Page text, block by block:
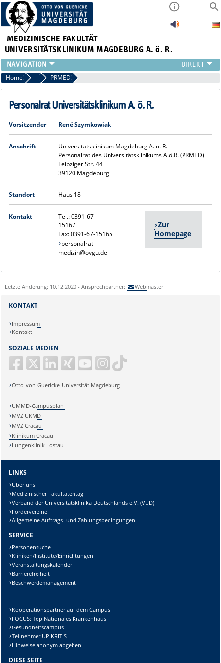
MEDIZINISCHE FAKULTÄT
UNIVERSITÄTSKLINIKUM MAGDEBURG A. ö. R.
INSTITUTE
KLINIKEN
ZENTRALE EINRICHTUNGEN
PRESSE
INTERNATIONAL
Home Zentrale Einrichtungen
PRMED
Personalrat Universitätsklinikum A. ö. R.
Vorsitzender René Szymkowiak
Anschrift
Universitätsklinikum Magdeburg A. ö. R.
Personalrat des Universitätsklinikums A.ö.R. (PRMED)
Leipziger Str. 44
39120 Magdeburg
Standort Haus 18
Kontakt
Tel.: 0391-67-
15167
Fax: 0391-67-15165
personalrat-
medizin@ovgu.de
Zur
Homepage
Letzte Änderung: 10.12.2020 - Ansprechpartner: Webmaster
SOZIALE MEDIEN
Otto-von-Guericke-Universität Magdeburg
KONTAKT
Impressum
Kontakt
UMMD-Campusplan
MVZ UKMD
MVZ Cracau
Klinikum Cracau
Lungenklinik Lostau
LINKS
Über uns
Medizinischer Fakultätentag
Verband der Universitätsklinika Deutschlands e.V. (VUD)
Fördervereine
Allgemeine Auftrags- und Zahlungsbedingungen
SERVICE
Personensuche
Kliniken/Institute/Einrichtungen
Veranstaltungskalender
Barrierefreiheit
Beschwerdemanagement
Kooperationspartner auf dem Campus
FOCUS: Top Nationales Krankenhaus
Gesundheitscampus
Teilnehmer UP KRITIS
Hinweise anonym abgeben
DIESE SEITE